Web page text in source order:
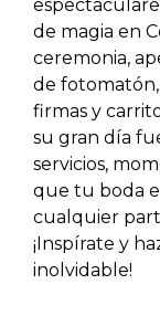
de magia en
ceremonia,
de
firmas y
su gran día
servicios,
que tu boda
cualquier
¡Inspírate y
inolvidable!